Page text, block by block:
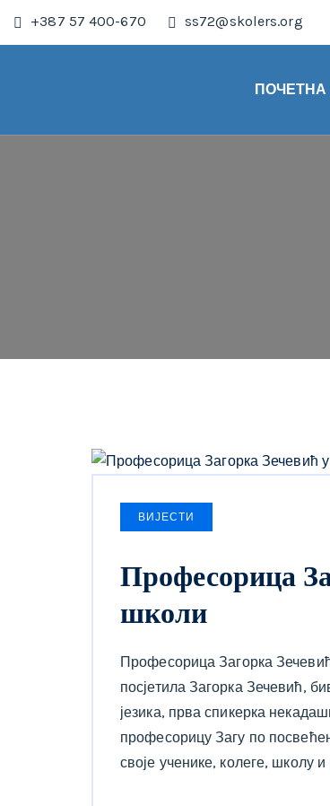
+387 57 400-670 ss72@skolers.org
ПОЧЕТНА
ВИЈЕСТИ
Професорица
школи
Професорица Загорка
посјетила Загорка Зечевић,
језика, прва спикерка
професорицу Загу по
своје ученике, колеге, школу и